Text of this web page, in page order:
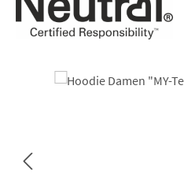
Bildergalerie überspringen